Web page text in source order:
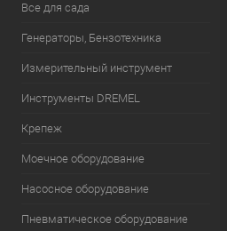
Все для сада
Генераторы, Бензотехника
Измерительный инструмент
Инструменты DREMEL
Крепеж
Моечное оборудование
Насосное оборудование
Пневматическое оборудование